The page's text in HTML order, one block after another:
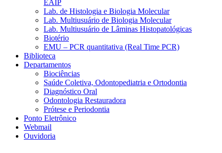
EAIP
Lab. de Histologia e Biologia Molecular
Lab. Multiusuário de Biologia Molecular
Lab. Multiusuário de Lâminas Histopatológicas
Biotério
EMU – PCR quantitativa (Real Time PCR)
Biblioteca
Departamentos
Biociências
Saúde Coletiva, Odontopediatria e Ortodontia
Diagnóstico Oral
Odontologia Restauradora
Prótese e Periodontia
Ponto Eletrônico
Webmail
Ouvidoria